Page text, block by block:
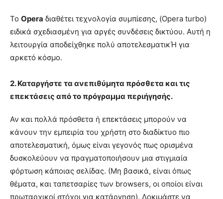
Το Opera διαθέτει τεχνολογία συμπίεσης, (Opera turbo)
ειδικά σχεδιασμένη για αργές συνδέσεις δικτύου. Αυτή η
λειτουργία αποδείχθηκε πολύ αποτελεσματικΉ για
αρκετό κόσμο.
2. Καταργήστε τα ανεπιθύμητα πρόσθετα και τις
επεκτάσεις από το πρόγραμμα περιήγησής.
Αν και πολλά πρόσθετα ή επεκτάσεις μπορούν να
κάνουν την εμπειρία του χρήστη στο διαδίκτυο πιο
αποτελεσματική, όμως είναι γεγονός πως ορισμένα
δυσκολεύουν να πραγματοποιήσουν μια στιγμιαία
φόρτωση κάποιας σελίδας. (Μη βασικά, είναι όπως
θέματα, και ταπετσαρίες των browsers, οι οποίοι είναι
πρωταρχικοί στόχοι για κατάργηση). Δοκιμάστε να